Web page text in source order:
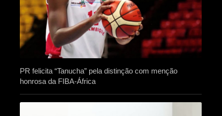
PR felicita “Tanucha” pela distinção com menção
honrosa da FIBA-África